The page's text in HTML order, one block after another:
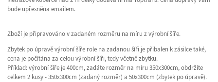
bude upřesněna emailem.
Zboží je připravováno v zadaném rozměru na míru z výrobní šíře.
Zbytek po úpravě výrobní šíře role na zadanou šíři je přibalen k zásilce také,
cena je počítána za celou výrobní šíři, tedy včetně zbytku.
Příklad: výrobní šíře je 400cm, zadáte rozměr na míru 350x300cm, obdržíte
celkem 2 kusy - 350x300cm (zadaný rozměr) a 50x300cm (zbytek po úpravě).